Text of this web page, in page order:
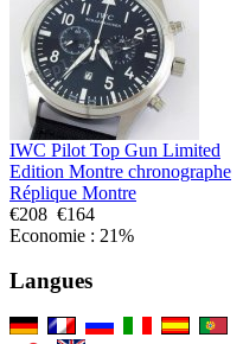
IWC Pilot Top Gun Limited
Edition Montre chronographe
Réplique Montre
€208 €164
Economie : 21%
Langues